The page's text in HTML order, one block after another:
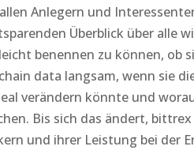
Anlegern und
Überblick über alle
benennen zu können, ob
data langsam, wenn sie
verändern könnte und
Bis sich das ändert,
und ihrer Leistung bei der